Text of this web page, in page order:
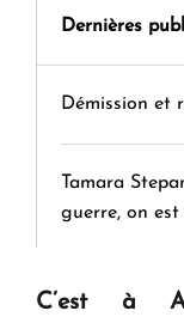
Dernières
Démission et
Tamara
guerre, on
" Tant qu'il
C’est à